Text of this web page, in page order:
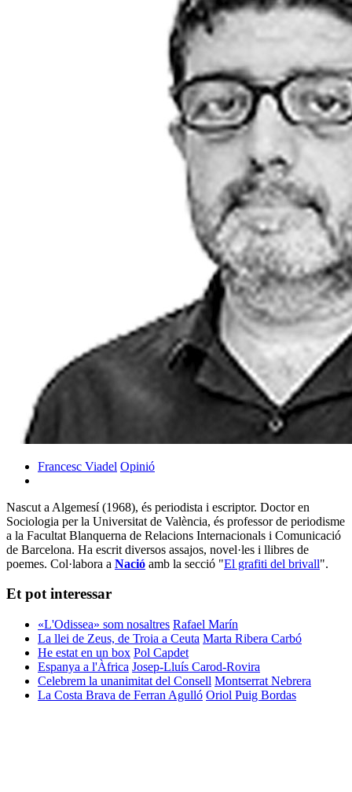
Francesc Viadel Opinió
Nascut a Algemesí (1968), és periodista i escriptor. Doctor en
Sociologia per la Universitat de València, és professor de periodisme
a la Facultat Blanquerna de Relacions Internacionals i Comunicació
de Barcelona. Ha escrit diversos assajos, novel·les i llibres de
poemes. Col·labora a Nació amb la secció "El grafiti del brivall".
Et pot interessar
«L'Odissea» som nosaltres Rafael Marín
La llei de Zeus, de Troia a Ceuta Marta Ribera Carbó
He estat en un box Pol Capdet
Espanya a l'Àfrica Josep-Lluís Carod-Rovira
Celebrem la unanimitat del Consell Montserrat Nebrera
La Costa Brava de Ferran Agulló Oriol Puig Bordas